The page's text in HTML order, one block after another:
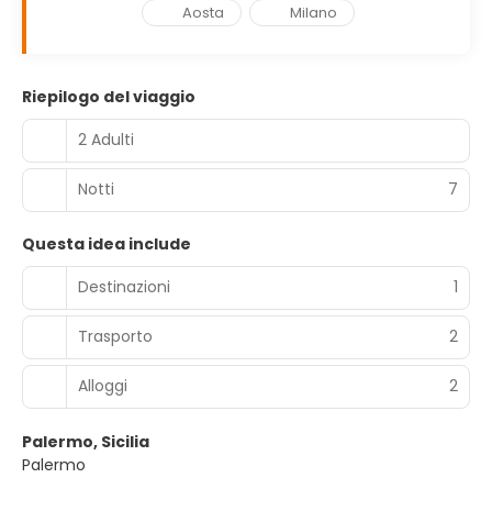
Aosta Milano
Riepilogo del viaggio
2 Adulti
Notti 7
Questa idea include
Destinazioni
1
Trasporto 2
Alloggi 2
Palermo, Sicilia
Palermo